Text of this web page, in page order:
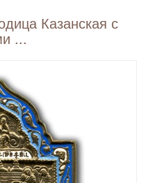
Казанская с
...